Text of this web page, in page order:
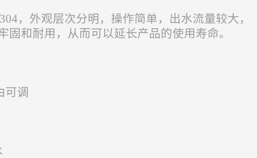
，外观层次分明，操作简单，出水流量较大，
固和耐用，从而可以延长产品的使用寿命。
可调